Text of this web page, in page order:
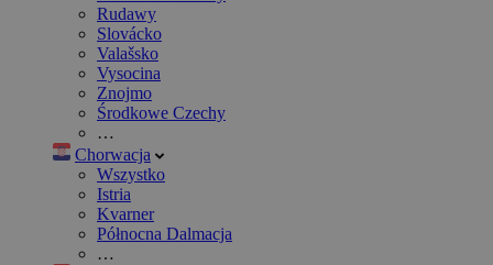
Rudawy
Slovácko
Valašsko
Vysocina
Znojmo
Środkowe Czechy
…
Chorwacja
Wszystko
Istria
Kvarner
Północna Dalmacja
…